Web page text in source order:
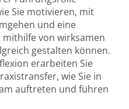
Sie motivieren, mit
und eine
von wirksamen
gestalten können.
erarbeiten Sie
wie Sie in
auftreten und führen